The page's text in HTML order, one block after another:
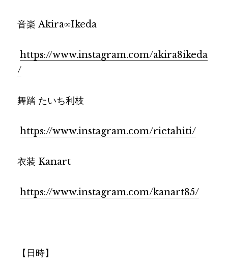
音楽 Akira∞Ikeda
https://www.instagram.com/akira8ikeda
/
舞踏 たいち利枝
https://www.instagram.com/rietahiti/
衣装 Kanart
https://www.instagram.com/kanart85/
【日時】